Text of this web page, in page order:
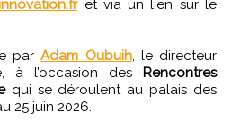
et via un lien sur le
parAdam Oubuih, le directeur
à l’occasion des Rencontres
qui se déroulent au palais des
25 juin 2026.